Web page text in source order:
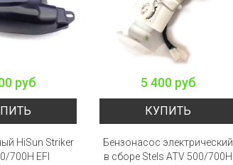
руб
HiSun Striker
700H EFI
5 400 руб
КУПИТЬ
Бензонасос электрический
в сборе Stels ATV 500/700H